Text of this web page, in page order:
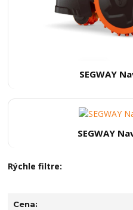
SEGWAY
SEGWAY
Rýchle filtre:
Cena: